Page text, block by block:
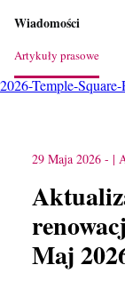
Wiadomości
Artykuły prasowe
2026-Temple-
29 Maja 2026 -
Maj